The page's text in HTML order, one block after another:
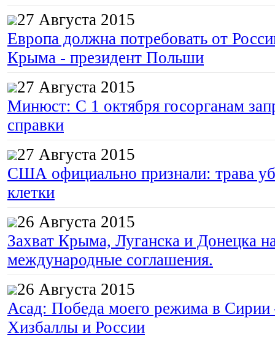
27 Августа 2015
Европа должна потребовать от
Крыма - президент Польши
27 Августа 2015
Минюст: С 1 октября госорганам
справки
27 Августа 2015
США официально признали: трава
клетки
26 Августа 2015
Захват Крыма, Луганска и Донецка
международные соглашения.
26 Августа 2015
Асад: Победа моего режима в
Хизбаллы и России